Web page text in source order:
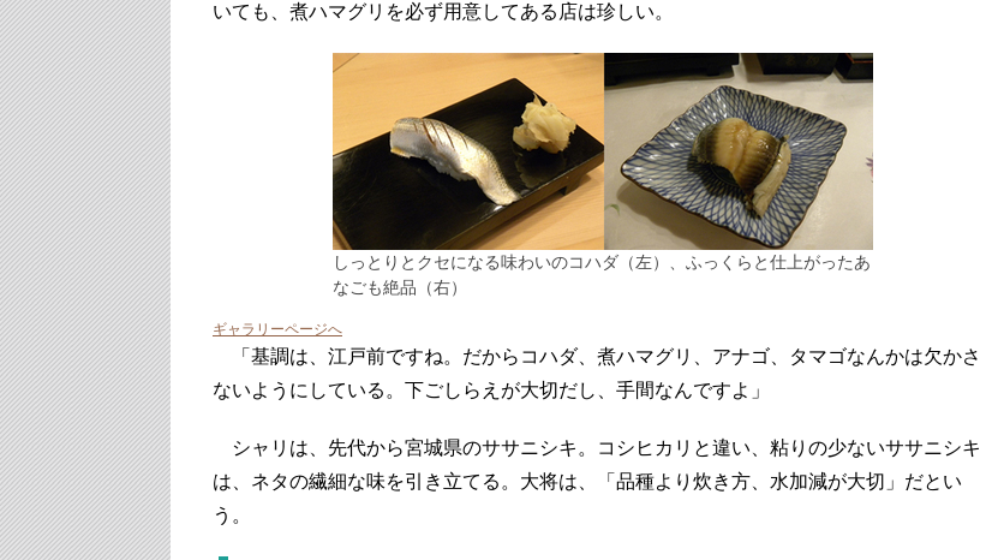
いても、煮ハマグリを必ず用意してある店は珍しい。
しっとりとクセになる味わいのコハダ（左）、ふっくらと仕上がったあ
なごも絶品（右）
ギャラリーページへ
「基調は、江戸前ですね。だからコハダ、煮ハマグリ、アナゴ、タマゴなんかは欠かさ
ないようにしている。下ごしらえが大切だし、手間なんですよ」
シャリは、先代から宮城県のササニシキ。コシヒカリと違い、粘りの少ないササニシキ
は、ネタの繊細な味を引き立てる。大将は、「品種より炊き方、水加減が大切」だとい
う。